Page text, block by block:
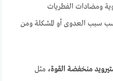
ومضادات الفطريات
سبب العدوى أو المشكلة ومن
منخفضة القوة، مثل